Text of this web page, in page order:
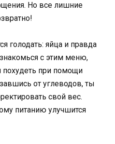
Но все лишние
голодать: яйца и правда
с этим меню,
похудеть при помощи
от углеводов, ты
свой вес.
питанию улучшится